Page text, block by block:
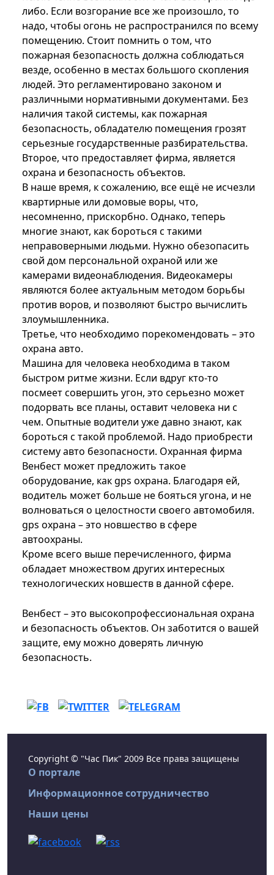
либо. Если возгорание все же произошло, то
надо, чтобы огонь не распространился по всему
помещению. Стоит помнить о том, что
пoжарная безопасность должна соблюдаться
везде, особенно в местах большого скопления
людей. Это регламентировано законом и
различными нормативными документами. Без
наличия такой системы, как пoжарная
безопасность, обладателю помещения грозят
серьезные государственные разбирательства.
Второе, что предоставляет фирма, является
охрана и безопасность объектов.
В наше время, к сожалению, все ещё не исчезли
квартирные или домовые воры, что,
несомненно, прискорбно. Однако, теперь
многие знают, как бороться с такими
неправоверными людьми. Нужно обезопасить
свой дом персональной охраной или же
камерами видеонаблюдения. Видеокамеры
являются более актуальным методом борьбы
против воров, и позволяют быстро вычислить
злоумышленника.
Третье, что необходимо порекомендовать – это
охрана авто.
Машина для человека необходима в таком
быстром ритме жизни. Если вдруг кто-то
посмеет совершить угон, это серьезно может
подорвать все планы, оставит человека ни с
чем. Опытные водители уже давно знают, как
бороться с такой проблемой. Надо приобрести
систему авто безопасности. Охранная фирма
Венбест может предложить такое
оборудование, как gps охрана. Благодаря ей,
водитель может больше не бояться угона, и не
волноваться о целостности своего автомобиля.
gps охрана – это новшество в сфере
автоохраны.
Кроме всего выше перечисленного, фирма
обладает множеством других интересных
технологических новшеств в данной сфере.
Венбест – это высокопрофессиональная охрана
и безопасность объектов. Он заботится о вашей
защите, ему можно доверять личную
безопасность.
Copyright © "Час Пик" 2009 Все права защищены
О портале
Информационное сотрудничество
Наши цены